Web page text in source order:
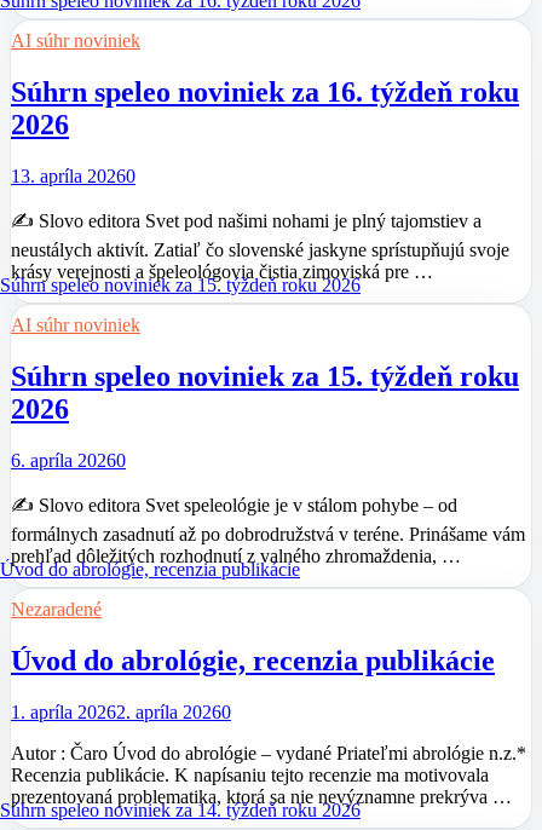
AI súhr noviniek
Súhrn speleo noviniek za 16. týždeň roku
2026
13. apríla 20260
✍️ Slovo editora Svet pod našimi nohami je plný tajomstiev a
neustálych aktivít. Zatiaľ čo slovenské jaskyne sprístupňujú svoje
krásy verejnosti a špeleológovia čistia zimoviská pre …
AI súhr noviniek
Súhrn speleo noviniek za 15. týždeň roku
2026
6. apríla 20260
✍️ Slovo editora Svet speleológie je v stálom pohybe – od
formálnych zasadnutí až po dobrodružstvá v teréne. Prinášame vám
prehľad dôležitých rozhodnutí z valného zhromaždenia, …
Nezaradené
Úvod do abrológie, recenzia publikácie
1. apríla 20262. apríla 20260
Autor : Čaro Úvod do abrológie – vydané Priateľmi abrológie n.z.*
Recenzia publikácie. K napísaniu tejto recenzie ma motivovala
prezentovaná problematika, ktorá sa nie nevýznamne prekrýva …